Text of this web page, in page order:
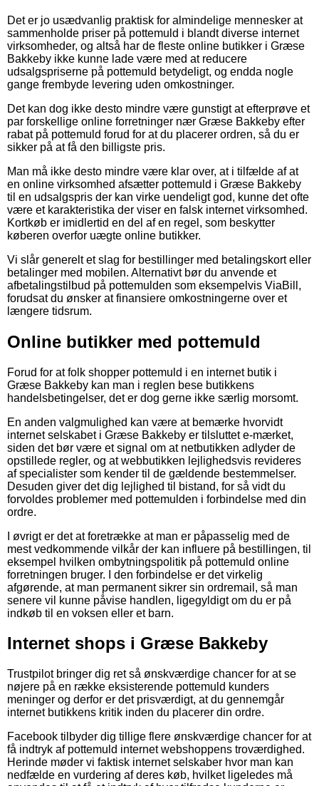
Det er jo usædvanlig praktisk for almindelige mennesker at
sammenholde priser på pottemuld i blandt diverse internet
virksomheder, og altså har de fleste online butikker i Græse
Bakkeby ikke kunne lade være med at reducere
udsalgspriserne på pottemuld betydeligt, og endda nogle
gange frembyde levering uden omkostninger.
Det kan dog ikke desto mindre være gunstigt at efterprøve et
par forskellige online forretninger nær Græse Bakkeby efter
rabat på pottemuld forud for at du placerer ordren, så du er
sikker på at få den billigste pris.
Man må ikke desto mindre være klar over, at i tilfælde af at
en online virksomhed afsætter pottemuld i Græse Bakkeby
til en udsalgspris der kan virke uendeligt god, kunne det ofte
være et karakteristika der viser en falsk internet virksomhed.
Kortkøb er imidlertid en del af en regel, som beskytter
køberen overfor uægte online butikker.
Vi slår generelt et slag for bestillinger med betalingskort eller
betalinger med mobilen. Alternativt bør du anvende et
afbetalingstilbud på pottemulden som eksempelvis ViaBill,
forudsat du ønsker at finansiere omkostningerne over et
længere tidsrum.
Online butikker med pottemuld
Forud for at folk shopper pottemuld i en internet butik i
Græse Bakkeby kan man i reglen bese butikkens
handelsbetingelser, det er dog gerne ikke særlig morsomt.
En anden valgmulighed kan være at bemærke hvorvidt
internet selskabet i Græse Bakkeby er tilsluttet e-mærket,
siden det bør være et signal om at netbutikken adlyder de
opstillede regler, og at webbutikken lejlighedsvis revideres
af specialister som kender til de gældende bestemmelser.
Desuden giver det dig lejlighed til bistand, for så vidt du
forvoldes problemer med pottemulden i forbindelse med din
ordre.
I øvrigt er det at foretrække at man er påpasselig med de
mest vedkommende vilkår der kan influere på bestillingen, til
eksempel hvilken ombytningspolitik på pottemuld online
forretningen bruger. I den forbindelse er det virkelig
afgørende, at man permanent sikrer sin ordremail, så man
senere vil kunne påvise handlen, ligegyldigt om du er på
indkøb til en voksen eller et barn.
Internet shops i Græse Bakkeby
Trustpilot bringer dig ret så ønskværdige chancer for at se
nøjere på en række eksisterende pottemuld kunders
meninger og derfor er det prisværdigt, at du gennemgår
internet butikkens kritik inden du placerer din ordre.
Facebook tilbyder dig tillige flere ønskværdige chancer for at
få indtryk af pottemuld internet webshoppens troværdighed.
Herinde møder vi faktisk internet selskaber hvor man kan
nedfælde en vurdering af deres køb, hvilket ligeledes må